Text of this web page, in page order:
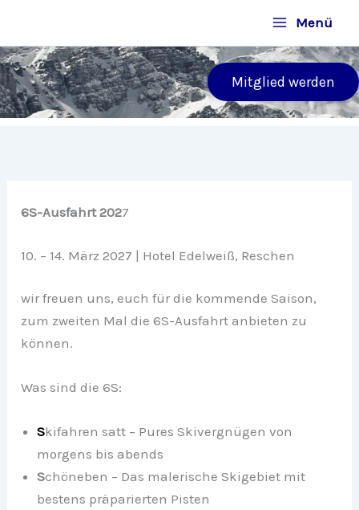
springen
Menü
Mitglied werden
6S-Ausfahrt 2027
10. – 14. März 2027 | Hotel Edelweiß, Reschen
wir freuen uns, euch für die kommende Saison,
zum zweiten Mal die 6S-Ausfahrt anbieten zu
können.
Was sind die 6S:
Skifahren satt – Pures Skivergnügen von
morgens bis abends
Schöneben – Das malerische Skigebiet mit
bestens präparierten Pisten